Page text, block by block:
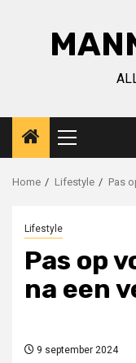
Primair
menu
Home Lifestyle Pas
Lifestyle
Pas op
na een
9 september 2024